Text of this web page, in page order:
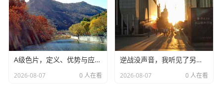
A级色片，定义、优势与应用全解析-a级色片
2026-08-07 0 人在看
逆战没声音，我听见了另一个世界-逆战 没声音
2026-08-07 0 人在看